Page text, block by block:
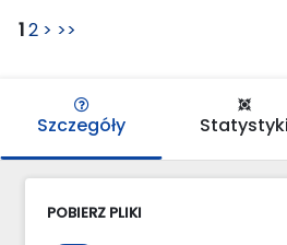
12 > >>
Szczegóły Statystyki
POBIERZ PLIKI